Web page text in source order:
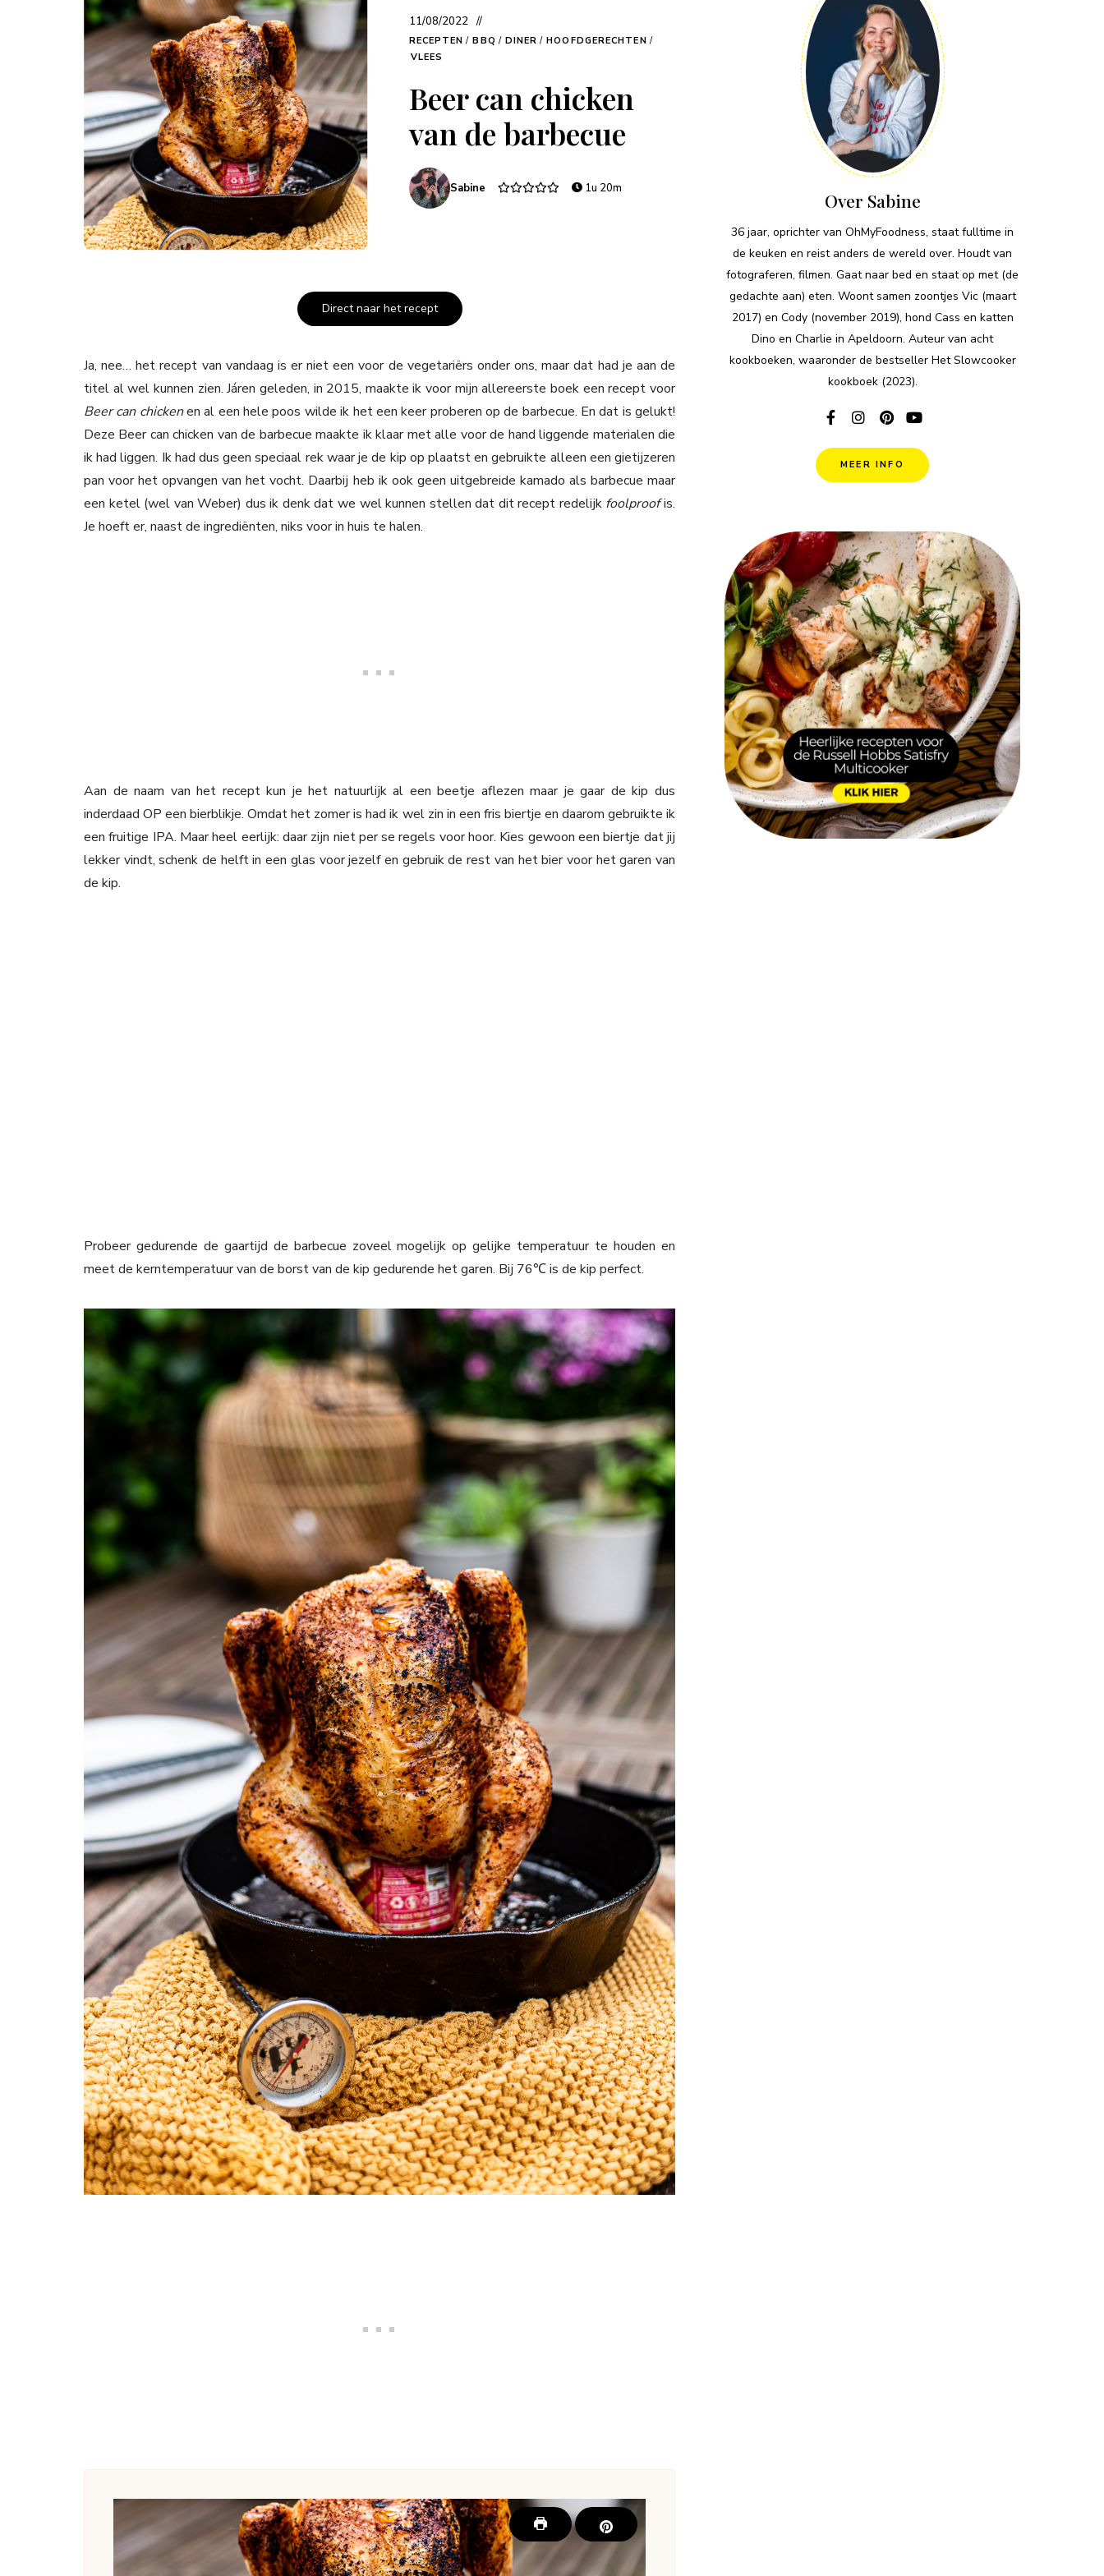
11/08/2022
RECEPTEN / BBQ / DINER / HOOFDGERECHTEN /
VLEES
Beer can chicken
van de barbecue
Sabine 1u 20m
Direct naar het recept
Ja, nee… het recept van vandaag is er niet een voor de vegetariërs onder ons, maar dat had je aan de
titel al wel kunnen zien. Járen geleden, in 2015, maakte ik voor mijn allereerste boek een recept voor
Beer can chickenen al een hele poos wilde ik het een keer proberen op de barbecue. En dat is gelukt!
Deze Beer can chicken van de barbecue maakte ik klaar met alle voor de hand liggende materialen die
ik had liggen. Ik had dus geen speciaal rek waar je de kip op plaatst en gebruikte alleen een gietijzeren
pan voor het opvangen van het vocht. Daarbij heb ik ook geen uitgebreide kamado als barbecue maar
een ketel (wel van Weber) dus ik denk dat we wel kunnen stellen dat dit recept redelijk foolproofis.
Je hoeft er, naast de ingrediënten, niks voor in huis te halen.
Aan de naam van het recept kun je het natuurlijk al een beetje aflezen maar je gaar de kip dus
inderdaad OP een bierblikje. Omdat het zomer is had ik wel zin in een fris biertje en daarom gebruikte ik
een fruitige IPA. Maar heel eerlijk: daar zijn niet per se regels voor hoor. Kies gewoon een biertje dat jij
lekker vindt, schenk de helft in een glas voor jezelf en gebruik de rest van het bier voor het garen van
de kip.
Probeer gedurende de gaartijd de barbecue zoveel mogelijk op gelijke temperatuur te houden en
meet de kerntemperatuur van de borst van de kip gedurende het garen. Bij 76℃ is de kip perfect.
Over Sabine
36 jaar, oprichter van OhMyFoodness, staat fulltime in
de keuken en reist anders de wereld over. Houdt van
fotograferen, filmen. Gaat naar bed en staat op met (de
gedachte aan) eten. Woont samen zoontjes Vic (maart
2017) en Cody (november 2019), hond Cass en katten
Dino en Charlie in Apeldoorn. Auteur van acht
kookboeken, waaronder de bestseller Het Slowcooker
kookboek (2023).
MEER INFO